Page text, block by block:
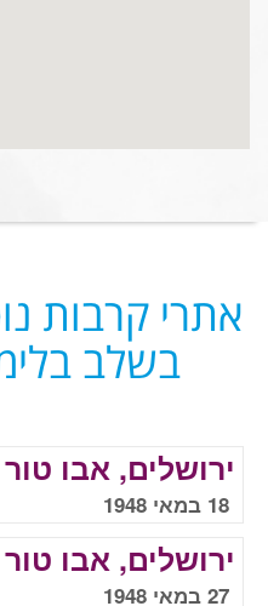
אתרי קרבות
בשלב
ירושלים, אבו טור
18 במאי 1948
ירושלים, אבו טור
27 במאי 1948